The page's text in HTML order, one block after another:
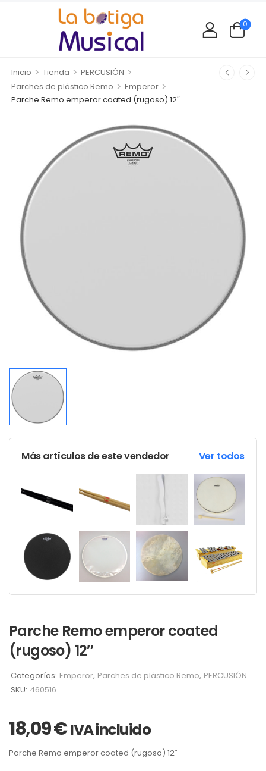
0
Inicio > Tienda > PERCUSIÓN >
Parches de plástico Remo > Emperor >
Parche Remo emperor coated (rugoso) 12″
Más artículos de este vendedor Ver todos
Parche Remo emperor coated
(rugoso) 12″
Categorías: Emperor, Parches de plástico Remo, PERCUSIÓN
SKU: 460516
18,09€IVA incluido
Parche Remo emperor coated (rugoso) 12″